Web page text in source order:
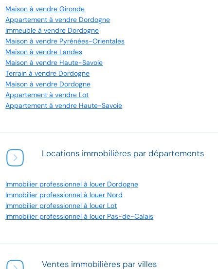
Maison à vendre Gironde
Appartement à vendre Dordogne
Immeuble à vendre Dordogne
Maison à vendre Pyrénées-Orientales
Maison à vendre Landes
Maison à vendre Haute-Savoie
Terrain à vendre Dordogne
Maison à vendre Dordogne
Appartement à vendre Lot
Appartement à vendre Haute-Savoie
Locations immobilières par départements
Immobilier professionnel à louer Dordogne
Immobilier professionnel à louer Nord
Immobilier professionnel à louer Lot
Immobilier professionnel à louer Pas-de-Calais
Ventes immobilières par villes